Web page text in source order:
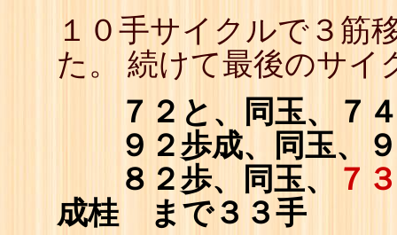
１０手サイクルで３筋
た。 続けて最後のサイ
７２と、同玉、７４
９２歩成、同玉、９
８２歩、同玉、
７
成桂 まで３３手